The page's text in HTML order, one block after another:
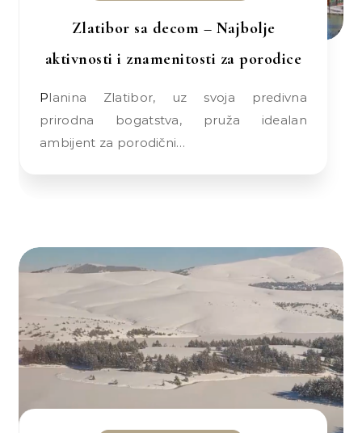
Zlatibor sa decom – Najbolje
aktivnosti i znamenitosti za porodice
Planina Zlatibor, uz svoja predivna
prirodna bogatstva, pruža idealan
ambijent za porodični…